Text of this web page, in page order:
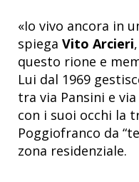
«Io vivo ancora in
spiega Vito Arcieri
questo rione e
Lui dal 1969
tra via Pansini e
con i suoi occhi la
Poggiofranco da
zona residenziale.